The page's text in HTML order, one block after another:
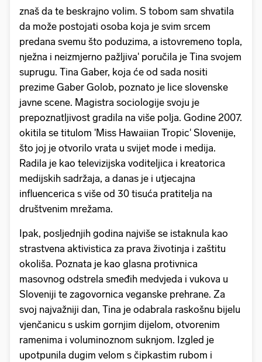
znaš da te beskrajno volim. S tobom sam shvatila
da može postojati osoba koja je svim srcem
predana svemu što poduzima, a istovremeno topla,
nježna i neizmjerno pažljiva' poručila je Tina svojem
suprugu. Tina Gaber, koja će od sada nositi
prezime Gaber Golob, poznato je lice slovenske
javne scene. Magistra sociologije svoju je
prepoznatljivost gradila na više polja. Godine 2007.
okitila se titulom 'Miss Hawaiian Tropic' Slovenije,
što joj je otvorilo vrata u svijet mode i medija.
Radila je kao televizijska voditeljica i kreatorica
medijskih sadržaja, a danas je i utjecajna
influencerica s više od 30 tisuća pratitelja na
društvenim mrežama.
Ipak, posljednjih godina najviše se istaknula kao
strastvena aktivistica za prava životinja i zaštitu
okoliša. Poznata je kao glasna protivnica
masovnog odstrela smeđih medvjeda i vukova u
Sloveniji te zagovornica veganske prehrane. Za
svoj najvažniji dan, Tina je odabrala raskošnu bijelu
vjenčanicu s uskim gornjim dijelom, otvorenim
ramenima i voluminoznom suknjom. Izgled je
upotpunila dugim velom s čipkastim rubom i